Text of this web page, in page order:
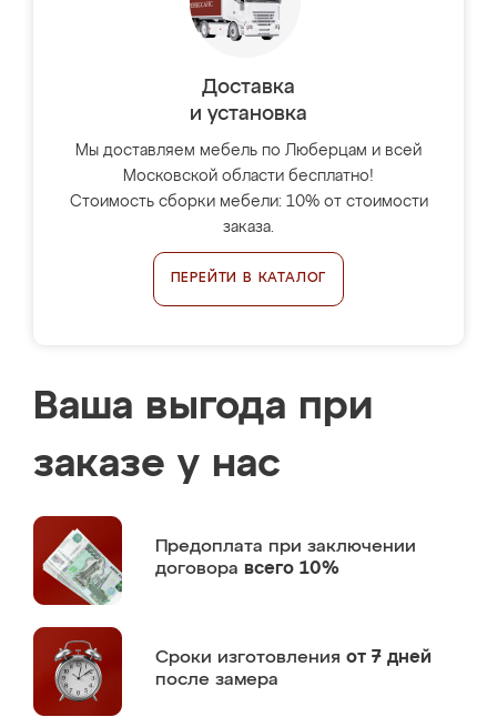
Доставка
и установка
Мы доставляем мебель по Люберцам и всей
Московской области бесплатно!
Стоимость сборки мебели: 10% от стоимости
заказа.
ПЕРЕЙТИ В КАТАЛОГ
Ваша выгода при
заказе у нас
Предоплата при заключении
договора всего 10%
Сроки изготовления от 7 дней
после замера